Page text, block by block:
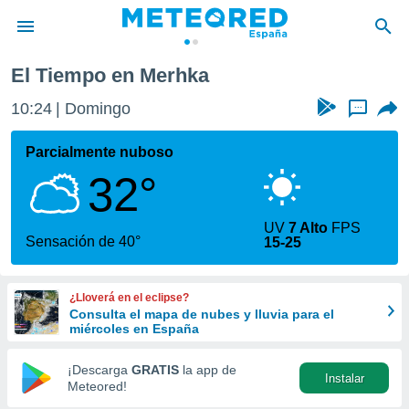
de
por
se
calidad.
a este
las
y
forma
digital
basada
El Tiempo en Merhka
10:24 Domingo ...
Parcialmente nuboso
32°
Sensación de 40°
UV7 Alto FPS
15-25
¿Lloverá en el eclipse?
Consulta el mapa de nubes y lluvia para el
miércoles en España
¡Descarga GRATIS la app de
Meteored!
Instalar